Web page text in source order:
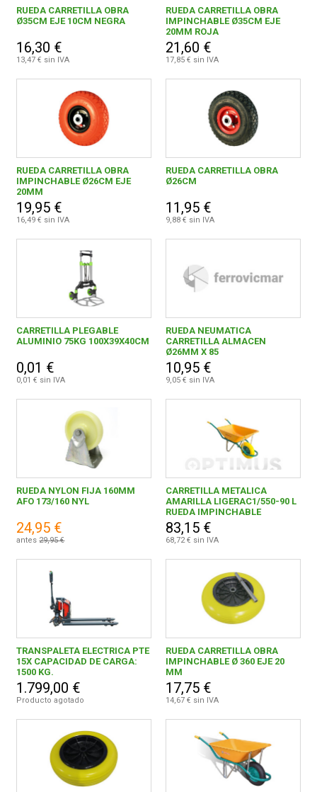
RUEDA CARRETILLA OBRA
Ø35CM EJE 10CM NEGRA
16,30 €
13,47 € sin IVA
RUEDA CARRETILLA OBRA
IMPINCHABLE Ø35CM EJE
20MM ROJA
21,60 €
17,85 € sin IVA
RUEDA CARRETILLA OBRA
IMPINCHABLE Ø26CM EJE
20MM
19,95 €
16,49 € sin IVA
RUEDA CARRETILLA OBRA
Ø26CM
11,95 €
9,88 € sin IVA
CARRETILLA PLEGABLE
ALUMINIO 75KG 100X39X40CM
0,01 €
0,01 € sin IVA
RUEDA NEUMATICA
CARRETILLA ALMACEN
Ø26MM X 85
10,95 €
9,05 € sin IVA
RUEDA NYLON FIJA 160MM
AFO 173/160 NYL
24,95 €
antes29,95 €
CARRETILLA METALICA
AMARILLA LIGERAC1/550-90 L
RUEDA IMPINCHABLE
83,15 €
68,72 € sin IVA
TRANSPALETA ELECTRICA PTE
15X CAPACIDAD DE CARGA:
1500 KG.
1.799,00 €
Producto agotado
RUEDA CARRETILLA OBRA
IMPINCHABLE Ø 360 EJE 20
MM
17,75 €
14,67 € sin IVA